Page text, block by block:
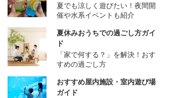
夏でも涼しく遊びたい！夜間開
催や水系イベントも紹介
夏休みおうちでの過ごし方ガイ
ド
「家で何する？」を解決！おす
すめの過ごし方
おすすめ屋内施設・室内遊び場
ガイド